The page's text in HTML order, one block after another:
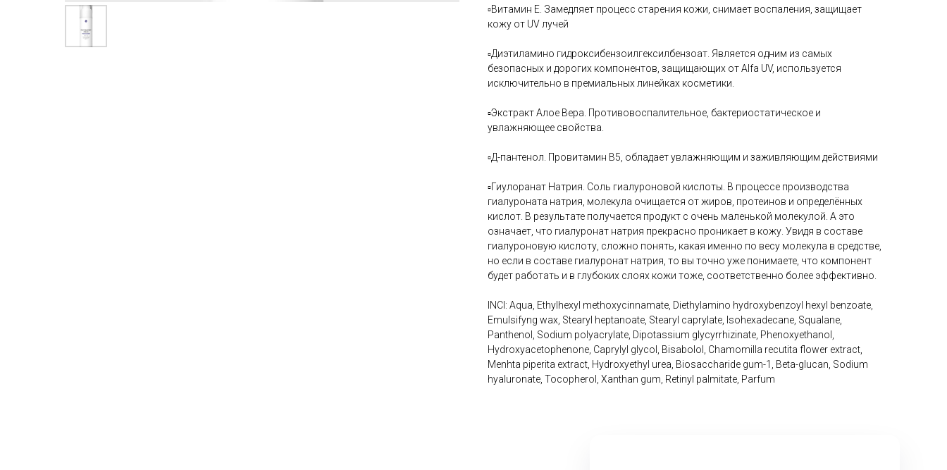
▫️Витамин Е. Замедляет процесс старения кожи, снимает воспаления, защищает
кожу от UV лучей
▫️Диэтиламино гидроксибензоилгексилбензоат. Является одним из самых
безопасных и дорогих компонентов, защищающих от Alfa UV, используется
исключительно в премиальных линейках косметики.
▫️Экстракт Алое Вера. Противовоспалительное, бактериостатическое и
увлажняющее свойства.
▫️Д-пантенол. Провитамин В5, обладает увлажняющим и заживляющим действиями
▫️Гиулоранат Натрия. Соль гиалуроновой кислоты. В процессе производства
гиалуроната натрия, молекула очищается от жиров, протеинов и определённых
кислот. В результате получается продукт с очень маленькой молекулой. А это
означает, что гиалуронат натрия прекрасно проникает в кожу. Увидя в составе
гиалуроновую кислоту, сложно понять, какая именно по весу молекула в средстве,
но если в составе гиалуронат натрия, то вы точно уже понимаете, что компонент
будет работать и в глубоких слоях кожи тоже, соответственно более эффективно.
INCI: Aqua, Ethylhexyl methoxycinnamate, Diethylamino hydroxybenzoyl hexyl benzoate,
Emulsifyng wax, Stearyl heptanoate, Stearyl caprylate, Isohexadecane, Squalane,
Panthenol, Sodium polyacrylate, Dipotassium glycyrrhizinate, Phenoxyethanol,
Hydroxyacetophenone, Caprylyl glycol, Bisabolol, Chamomilla recutita flower extract,
Menhta piperita extract, Hydroxyethyl urea, Biosaccharide gum-1, Beta-glucan, Sodium
hyaluronate, Tocopherol, Xanthan gum, Retinyl palmitate, Parfum